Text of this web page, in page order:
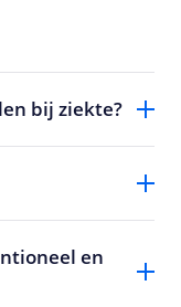
bij ziekte?
en